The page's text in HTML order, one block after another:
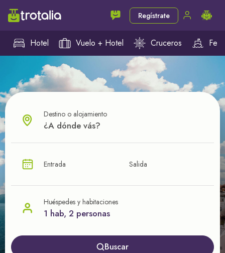
Regístrate
Hotel Vuelo + Hotel Cruceros
¿CUÁL VA A SER TU PRÓXIMO TROTE?
nuestras ofertas
Destino o alojamiento
Entrada Salida
Huéspedes y habitaciones
1 hab, 2 personas
Buscar